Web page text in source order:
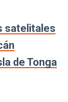
satelitales
de Tonga